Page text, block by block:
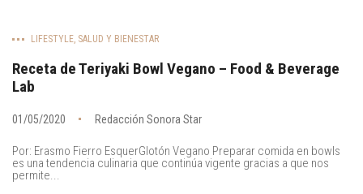
LIFESTYLE, SALUD Y BIENESTAR
Receta de Teriyaki Bowl Vegano – Food & Beverage
Lab
01/05/2020 Redacción Sonora Star
Por: Erasmo Fierro EsquerGlotón Vegano Preparar comida en bowls
es una tendencia culinaria que continúa vigente gracias a que nos
permite...